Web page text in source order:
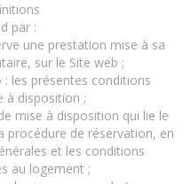
par :
une prestation mise à sa
sur le Site web ;
présentes conditions
à disposition ;
à disposition qui lie le
procédure de réservation, en
et les conditions
au logement ;